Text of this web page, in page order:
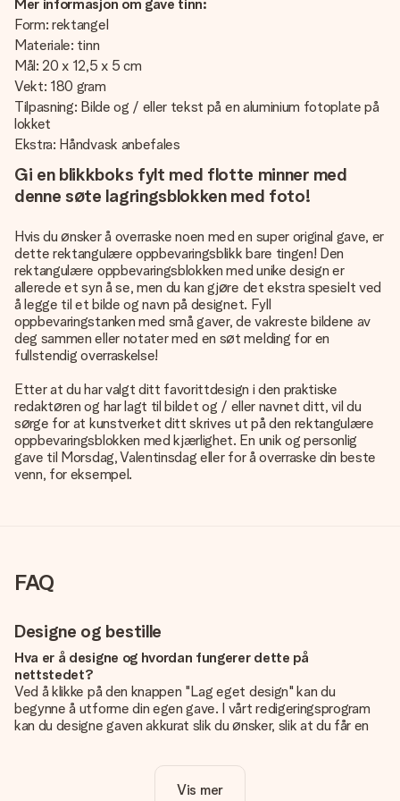
Mer informasjon om gave tinn:
Form: rektangel
Materiale: tinn
Mål: 20 x 12,5 x 5 cm
Vekt: 180 gram
Tilpasning: Bilde og / eller tekst på en aluminium fotoplate på
lokket
Ekstra: Håndvask anbefales
Gi en blikkboks fylt med flotte minner med
denne søte lagringsblokken med foto!
Hvis du ønsker å overraske noen med en super original gave, er
dette rektangulære oppbevaringsblikk bare tingen! Den
rektangulære oppbevaringsblokken med unike design er
allerede et syn å se, men du kan gjøre det ekstra spesielt ved
å legge til et bilde og navn på designet. Fyll
oppbevaringstanken med små gaver, de vakreste bildene av
deg sammen eller notater med en søt melding for en
fullstendig overraskelse!
Etter at du har valgt ditt favorittdesign i den praktiske
redaktøren og har lagt til bildet og / eller navnet ditt, vil du
sørge for at kunstverket ditt skrives ut på den rektangulære
oppbevaringsblokken med kjærlighet. En unik og personlig
gave til Morsdag, Valentinsdag eller for å overraske din beste
venn, for eksempel.
FAQ
Designe og bestille
Hva er å designe og hvordan fungerer dette på
nettstedet?
Ved å klikke på den knappen "Lag eget design" kan du
begynne å utforme din egen gave. I vårt redigeringsprogram
kan du designe gaven akkurat slik du ønsker, slik at du får en
å gjøre gaven din helt unik.
Vis mer